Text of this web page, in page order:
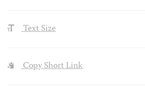
Text Size
Copy Short Link